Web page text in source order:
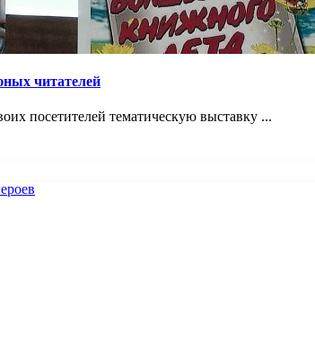
читателей
посетителей тематическую выставку ...